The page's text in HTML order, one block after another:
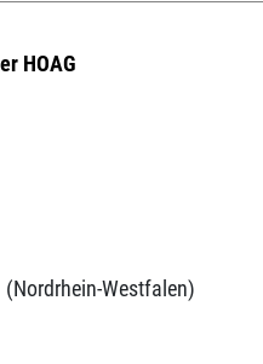
HOAG
(Nordrhein-Westfalen)